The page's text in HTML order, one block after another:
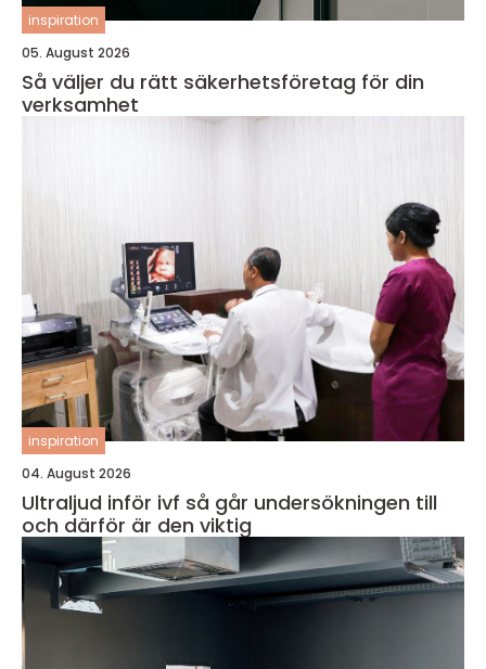
inspiration
05. August 2026
Så väljer du rätt säkerhetsföretag för din
verksamhet
inspiration
04. August 2026
Ultraljud inför ivf så går undersökningen till
och därför är den viktig